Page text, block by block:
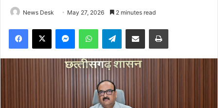
News Desk May 27, 2026 2 minutes read
Facebook
X MessengerWhatsAppTelegramShare via Email Print